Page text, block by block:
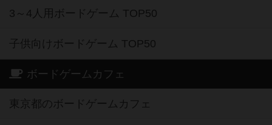
3～4人用ボードゲーム TOP50
子供向けボードゲーム TOP50
ボードゲームカフェ
東京都のボードゲームカフェ